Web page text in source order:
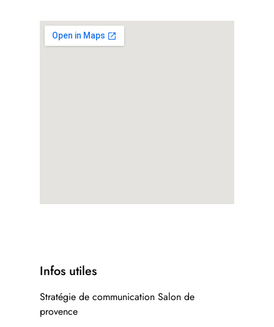
Infos utiles
Stratégie de communication Salon de
provence